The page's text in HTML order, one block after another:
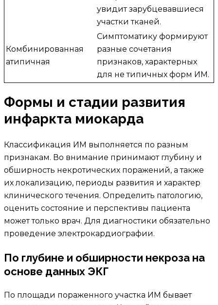
увидит зарубцевавшиеся
участки тканей.
Комбинированная
атипичная
Симптоматику формируют
разные сочетания
признаков, характерных
для не типичных форм ИМ.
Формы и стадии развития
инфаркта миокарда
Классификация ИМ выполняется по разным
признакам. Во внимание принимают глубину и
обширность некротических поражений, а также
их локализацию, периоды развития и характер
клинического течения. Определить патологию,
оценить состояние и перспективы пациента
может только врач. Для диагностики обязательно
проведение электрокардиографии.
По глубине и обширности некроза на
основе данных ЭКГ
По площади пораженного участка ИМ бывает